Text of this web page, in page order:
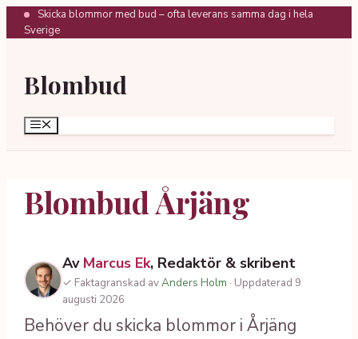
Hoppa
till
Skicka blommor med bud – ofta leverans samma dag i hela
Sverige
Blombud
Meny
Blombud Årjäng
Av Marcus Ek, Redaktör & skribent
✓ Faktagranskad avAnders Holm · Uppdaterad 9
augusti 2026
Behöver du skicka blommor i Årjäng